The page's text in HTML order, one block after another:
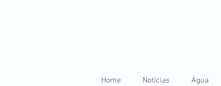
Home Notícias Água